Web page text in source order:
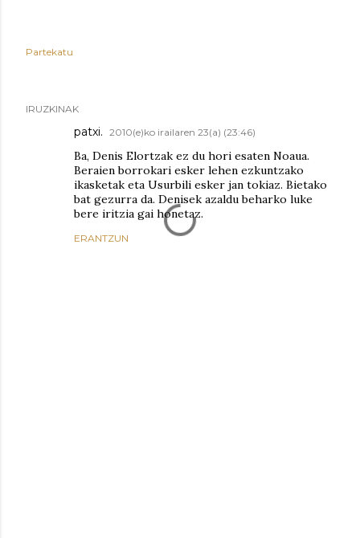
Partekatu
IRUZKINAK
patxi. 2010(e)ko irailaren 23(a) (23:46)
Ba, Denis Elortzak ez du hori esaten Noaua.
Beraien borrokari esker lehen ezkuntzako
ikasketak eta Usurbili esker jan tokiaz. Bietako
bat gezurra da. Denisek azaldu beharko luke
bere iritzia gai honetaz.
ERANTZUN